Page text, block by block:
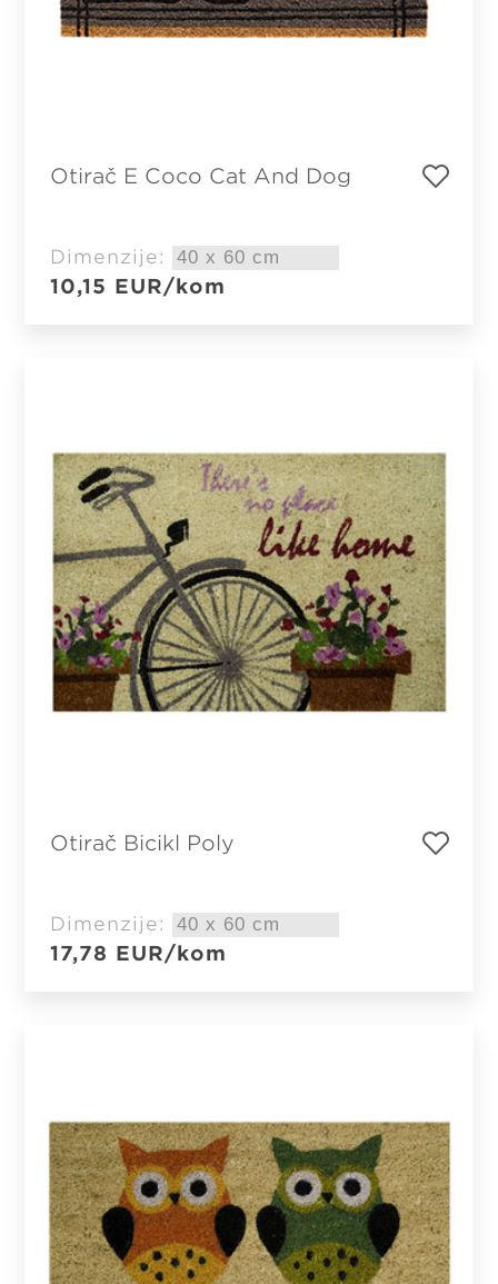
Otirač E Coco Cat And Dog
Dimenzije:
10,15 EUR/kom
Otirač Bicikl Poly
Dimenzije:
17,78 EUR/kom